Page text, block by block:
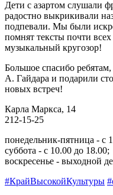
Дети с азартом слушали
радостно выкрикивали
подпевали. Мы были
помнят тексты почти
музыкальный кругозор!
Большое спасибо
А. Гайдара и подарили
новых встреч!
Карла Маркса, 14
212-15-25
понедельник-пятница - с
суббота - с 10.00 до 18.00;
воскресенье - выходной
#КрайВысокойКультуры